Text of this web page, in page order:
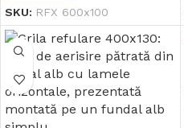
SKU: RFX 600x100